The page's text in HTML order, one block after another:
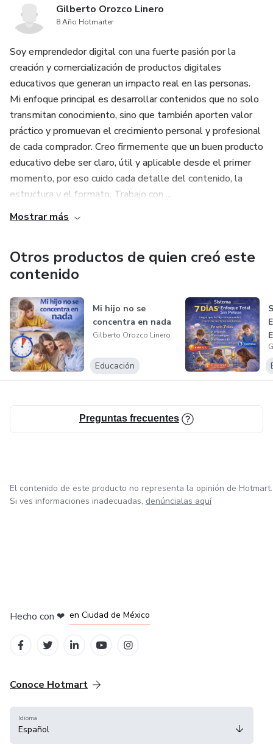
los ingredientes utilizados en las recetas, con información
sobre sus propiedades y cómo contribuyen a tu bienestar
💡 Consejos prácticos: Recomendaciones para optimizar tu
experiencia, desde herramientas básicas hasta ideas para
incorporar estos batidos en tu rutina diaria.
Este ebook es más que un simple recetario; es una
herramienta diseñada para inspirarte y ayudarte a tomar
acción. Ya sea que quieras bajar de peso, mejorar tu
digestión, potenciar tu energía o simplemente sentirte
mejor contigo mismo, este libro es el aliado perfecto para
alcanzar tus objetivos de forma deliciosa y saludable.
sorbo.
Gilberto Orozco Linero
8 Año Hotmarter
Soy emprendedor digital con una fuerte pasión por la
creación y comercialización de productos digitales
educativos que generan un impacto real en las personas.
Mi enfoque principal es desarrollar contenidos que no solo
transmitan conocimiento, sino que también aporten valor
práctico y promuevan el crecimiento personal y profesional
de cada comprador. Creo firmemente que un buen producto
educativo debe ser claro, útil y aplicable desde el primer
momento, por eso cuido cada detalle del contenido, la
estructura y el formato. Trabajo con ...
Mostrar más
Otros productos de quien creó este
contenido
Mi hijo no se
concentra en nada
Gilberto Orozco Linero
Educación
Preguntas frecuentes
El contenido de este producto no representa la opinión de Hotmart.
Si ves informaciones inadecuadas, denúncialas aquí
Hecho con ❤ en Ciudad de México
Conoce Hotmart
Idioma
Español